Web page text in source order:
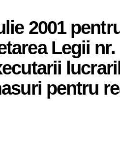
2001
Legii nr.
pentru